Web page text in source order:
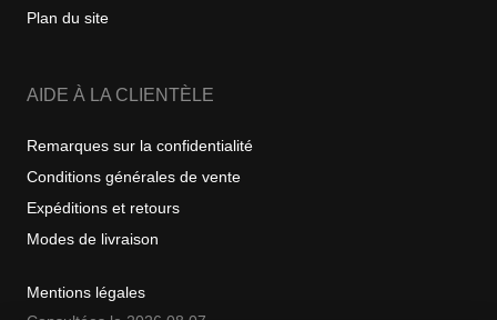
Plan du site
AIDE À LA CLIENTÈLE
Remarques sur la confidentialité
Conditions générales de vente
Expéditions et retours
Modes de livraison
Mentions légales